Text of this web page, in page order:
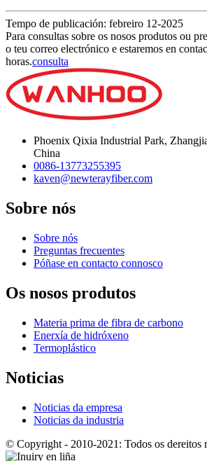
Tempo de publicación: febreiro 12-2025
Para consultas sobre os nosos produtos ou
o teu correo electrónico e estaremos en
horas.consulta
Phoenix Qixia Industrial Park,
China
0086-13773255395
kaven@newterayfiber.com
Sobre nós
Sobre nós
Preguntas frecuentes
Póñase en contacto connosco
Os nosos produtos
Materia prima de fibra de carbono
Enerxía de hidróxeno
Termoplástico
Noticias
Noticias da empresa
Noticias da industria
© Copyright - 2010-2021: Todos os dereitos